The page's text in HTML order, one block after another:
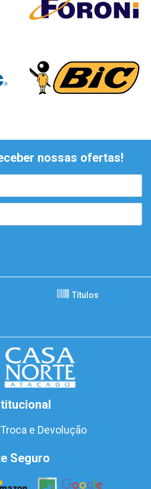
nossas ofertas!
Títulos
e Devolução
Seguro